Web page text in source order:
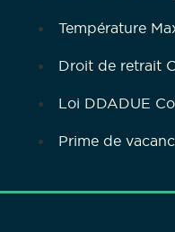
Température
Droit de retrait
Loi DDADUE
Prime de